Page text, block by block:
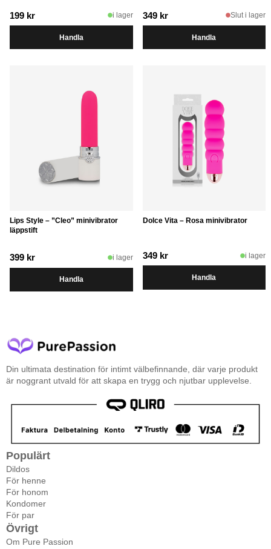
199 kr i lager
Handla
349 kr Slut i lager
Handla
Lips Style – ”Cleo” minivibrator
läppstift
399 kr i lager
Handla
Dolce Vita – Rosa minivibrator
349 kr i lager
Handla
Din ultimata destination för intimt välbefinnande, där varje produkt
är noggrant utvald för att skapa en trygg och njutbar upplevelse.
Populärt
Dildos
För henne
För honom
Kondomer
För par
Övrigt
Om Pure Passion